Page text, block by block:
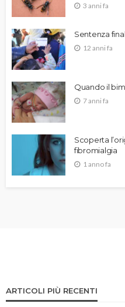
3 anni fa
Sentenza
12 anni fa
Quando il
7 anni fa
Scoperta
fibromialgia
1 anno fa
ARTICOLI PIÙ RECENTI